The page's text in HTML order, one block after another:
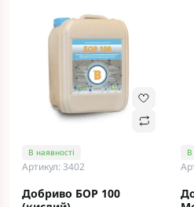
В наявності
Артикул: 3402
Добриво БОР 100
В